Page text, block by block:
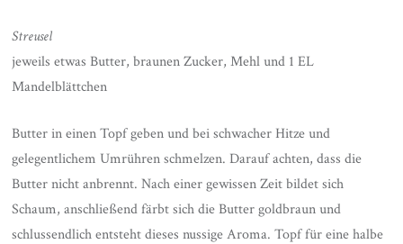
Streusel
jeweils etwas Butter, braunen Zucker, Mehl und 1 EL
Mandelblättchen
Butter in einen Topf geben und bei schwacher Hitze und
gelegentlichem Umrühren schmelzen. Darauf achten, dass die
Butter nicht anbrennt. Nach einer gewissen Zeit bildet sich
Schaum, anschließend färbt sich die Butter goldbraun und
schlussendlich entsteht dieses nussige Aroma. Topf für eine halbe